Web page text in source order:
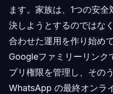
ます。家族は、1つの安
決しようとするのではな
合わせた運用を作り始め
Googleファミリーリンク
プリ権限を管理し、その
WhatsApp の最終オンラ